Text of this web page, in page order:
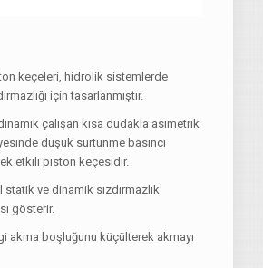
keçeleri, hidrolik sistemlerde
için tasarlanmıştır.
çalışan kısa dudakla asimetrik
düşük sürtünme basıncı
etkili piston keçesidir.
ve dinamik sızdırmazlık
gösterir.
akma boşluğunu küçülterek akmayı